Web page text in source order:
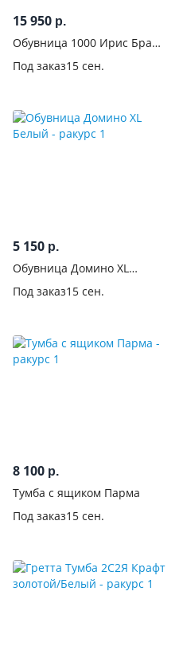
15 950 р.
Обувница 1000 Ирис Браш
Под заказ15 сен.
5 150 р.
Обувница Домино XL
Под заказ15 сен.
8 100 р.
Тумба с ящиком Парма
Под заказ15 сен.